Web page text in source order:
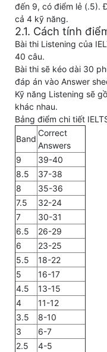
đến 9, có điểm lẻ (.5).
cả 4 kỹ năng.
2.1. Cách tính
Bài thi Listening của
40 câu.
Bài thi sẽ kéo dài 30
đáp án vào Answer
Kỹ năng Listening sẽ
khác nhau.
Bảng điểm chi tiết
Band
Correct
Answers
9
39-40
8.5
37-38
8
35-36
7.5
32-24
7
30-31
6.5
26-29
6
23-25
5.5
18-22
5
16-17
4.5
13-15
4
11-12
3.5
8-10
3
6-7
2.5
4-5